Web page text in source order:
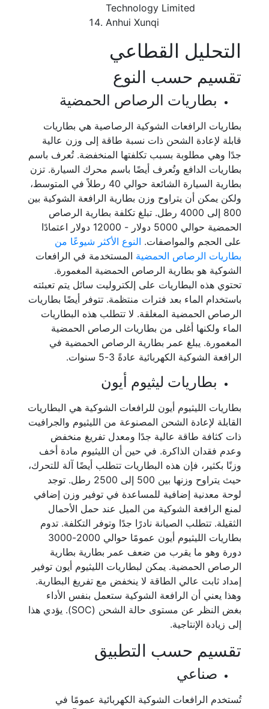
Technology Limited
Anhui Xunqi
التحليل القطاعي
تقسيم حسب النوع
بطاريات الرصاص الحمضية
بطاريات الرافعات الشوكية الرصاصية هي بطاريات
قابلة لإعادة الشحن ذات نسبة طاقة إلى وزن عالية
جدًا وهي مطلوبة بسبب تكلفتها المنخفضة. تُعرف باسم
بطاريات الدافع وتُعرف أيضًا باسم محرك السيارة. تزن
بطارية السيارة الشائعة حوالي 40 رطلاً في المتوسط،
ولكن يمكن أن يتراوح وزن بطارية الرافعة الشوكية بين
800 إلى 4000 رطل. تبلغ تكلفة بطارية الرصاص
الحمضية حوالي 5000 دولار - 12000 دولار اعتمادًا
على الحجم والمواصفات. النوع الأكثر شيوعًا من
بطاريات الرصاص الحمضية المستخدمة في الرافعات
الشوكية هو بطارية الرصاص الحمضية المغمورة.
تحتوي هذه البطاريات على إلكتروليت سائل يتم تعبئته
باستخدام الماء بعد فترات منتظمة. تتوفر أيضًا بطاريات
الرصاص الحمضية المغلقة. لا تتطلب هذه البطاريات
الماء ولكنها أغلى من بطاريات الرصاص الحمضية
المغمورة. يبلغ عمر بطارية الرصاص الحمضية في
الرافعة الشوكية الكهربائية عادةً 3-5 سنوات.
بطاريات ليثيوم أيون
بطاريات الليثيوم أيون للرافعات الشوكية هي البطاريات
القابلة لإعادة الشحن المصنوعة من الليثيوم والجرافيت
ذات كثافة طاقة عالية جدًا ومعدل تفريغ منخفض
وعدم فقدان الذاكرة. في حين أن الليثيوم مادة أخف
وزنًا بكثير، فإن هذه البطاريات تتطلب أيضًا آلة للتحرك،
حيث يتراوح وزنها بين 500 إلى 2500 رطل. توجد
لوحة معدنية إضافية للمساعدة في توفير وزن إضافي
لمنع الرافعة الشوكية من الميل عند حمل الأحمال
الثقيلة. تتطلب الصيانة نادرًا جدًا وتوفر التكلفة. تدوم
بطاريات الليثيوم أيون عمومًا حوالي 2000-3000
دورة وهو ما يقرب من ضعف عمر بطارية بطارية
الرصاص الحمضية. يمكن لبطاريات الليثيوم أيون توفير
إمداد ثابت عالي الطاقة لا ينخفض مع تفريغ البطارية.
وهذا يعني أن الرافعة الشوكية ستعمل بنفس الأداء
بغض النظر عن مستوى حالة الشحن (SOC). يؤدي هذا
إلى زيادة الإنتاجية.
تقسيم حسب التطبيق
صناعي
تُستخدم الرافعات الشوكية الكهربائية عمومًا في